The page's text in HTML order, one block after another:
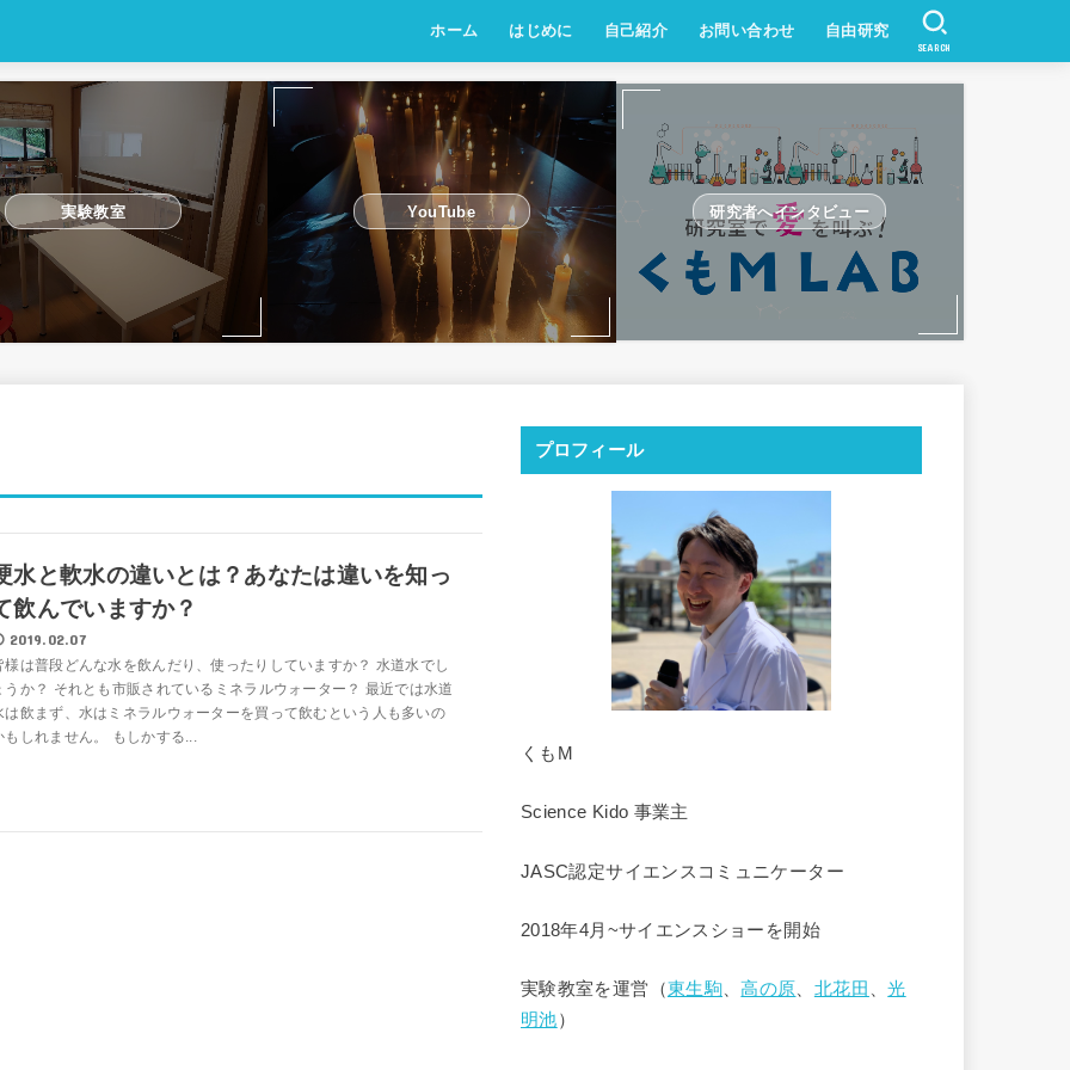
ホーム はじめに 自己紹介 お問い合わせ 自由研究
SEARCH
実験教室 YouTube 研究者へインタビュー
水と軟水の違いとは？あなたは違いを知っ
飲んでいますか？
2019.02.07
様は普段どんな水を飲んだり、使ったりしていますか？ 水道水でし
うか？ それとも市販されているミネラルウォーター？ 最近では水道
は飲まず、水はミネラルウォーターを買って飲むという人も多いの
もしれません。 もしかする...
プロフィール
くもM
Science Kido 事業主
JASC認定サイエンスコミュニケーター
2018年4月~サイエンスショーを開始
実験教室を運営（東生駒 、高の原 北花田 、光
明池）